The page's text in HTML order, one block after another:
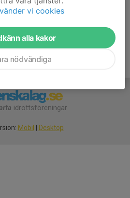
idrottsföreningar
Mobil Desktop
vi cookies
alla kakor
nödvändiga